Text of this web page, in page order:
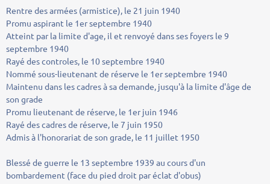
Rentre des armées (armistice), le 21 juin 1940
Promu aspirant le 1er septembre 1940
Atteint par la limite d'age, il et renvoyé dans ses foyers le 9
septembre 1940
Rayé des controles, le 10 septembre 1940
Nommé sous-lieutenant de réserve le 1er septembre 1940
Maintenu dans les cadres à sa demande, jusqu'à la limite d'âge de
son grade
Promu lieutenant de réserve, le 1er juin 1946
Rayé des cadres de réserve, le 7 juin 1950
Admis à l'honorariat de son grade, le 11 juillet 1950
Blessé de guerre le 13 septembre 1939 au cours d'un
bombardement (face du pied droit par éclat d'obus)